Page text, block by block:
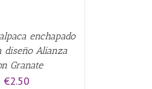
enchapado
diseño Alianza
Granate
€2.50